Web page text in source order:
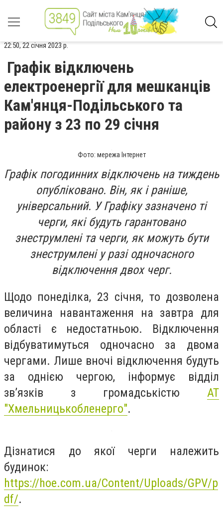
22:50, 22 січня 2023 р.
Графік відключень
електроенергії для мешканців
Кам'янця-Подільського та
району з 23 по 29 січня
Фото: мережа Інтернет
Графік погодинних відключень на тиждень
опубліковано. Він, як і раніше,
універсальний. У Графіку зазначено ті
черги, які будуть гарантовано
знеструмлені та черги, як можуть бути
знеструмлені у разі одночасного
відключення двох черг.
Щодо понеділка, 23 січня, то дозволена
величина навантаження на завтра для
області є недостатньою. Відключення
відбуватимуться одночасно за двома
чергами. Лише вночі відключення будуть
за однією чергою, інформує відділ
зв’язків з громадськістю АТ
"Хмельницькобленерго".
Дізнатися до якої черги належить
будинок:
https://hoe.com.ua/Content/Uploads/GPV/p
df/.